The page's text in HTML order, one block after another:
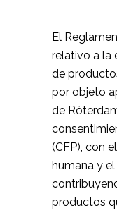
El
relativo a la
de
por objeto
de
(CFP), con
humana y
productos